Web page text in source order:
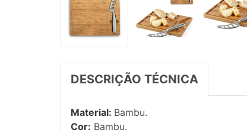
DESCRIÇÃO TÉCNICA
Material: Bambu.
Cor: Bambu.